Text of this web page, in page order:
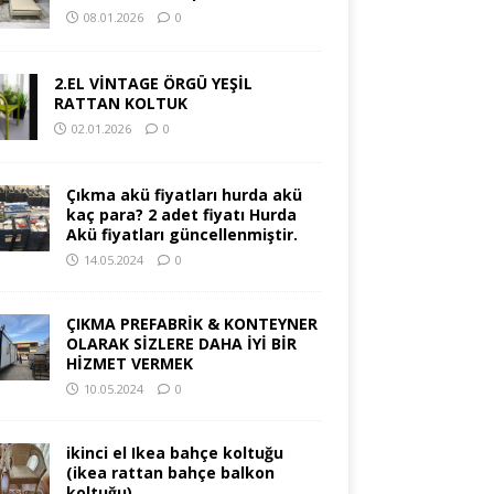
08.01.2026 0
2.EL VİNTAGE ÖRGÜ YEŞİL
RATTAN KOLTUK
02.01.2026 0
Çıkma akü fiyatları hurda akü
kaç para? 2 adet fiyatı Hurda
Akü fiyatları güncellenmiştir.
14.05.2024 0
ÇIKMA PREFABRİK & KONTEYNER
OLARAK SİZLERE DAHA İYİ BİR
HİZMET VERMEK
10.05.2024 0
ikinci el Ikea bahçe koltuğu
(ikea rattan bahçe balkon